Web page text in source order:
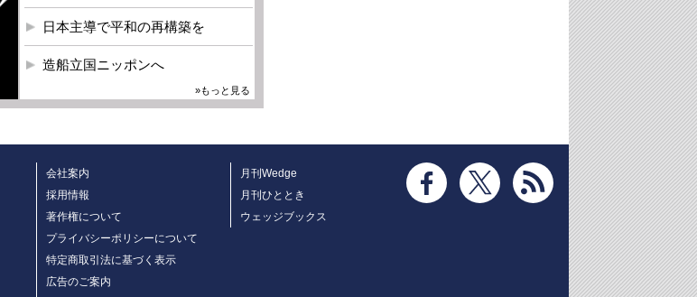
日本主導で平和の再構築を
造船立国ニッポンへ
»もっと見る
会社案内
採用情報
著作権について
プライバシーポリシーについて
特定商取引法に基づく表示
広告のご案内
月刊Wedge
月刊ひととき
ウェッジブックス